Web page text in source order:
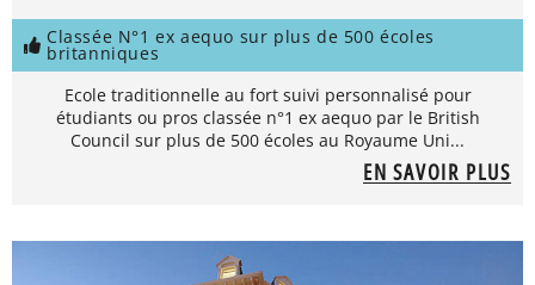
Classée N°1 ex aequo sur plus de 500 écoles
britanniques
Ecole traditionnelle au fort suivi personnalisé pour
étudiants ou pros classée n°1 ex aequo par le British
Council sur plus de 500 écoles au Royaume Uni...
EN SAVOIR PLUS